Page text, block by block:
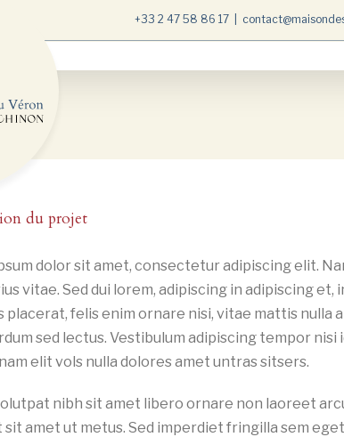
+33 2 47 58 86 17
du projet
dolor sit amet, consectetur adipiscing elit.
vitae. Sed dui lorem, adipiscing in adipiscing
placerat, felis enim ornare nisi, vitae mattis nulla
sed lectus. Vestibulum adipiscing tempor
elit vols nulla dolores amet untras sitsers.
nibh sit amet libero ornare non laoreet
sit amet ut metus. Sed imperdiet fringilla sem